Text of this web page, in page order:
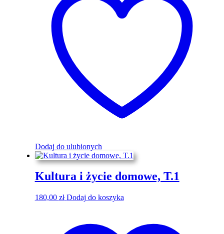
Dodaj do ulubionych
Kultura i życie domowe, T.1
180,00 zł Dodaj do koszyka